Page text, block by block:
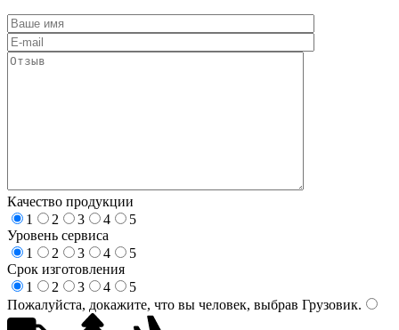
Качество продукции
1
2 3 4
5
Уровень сервиса
1
2 3 4
5
Срок изготовления
1
2 3 4
5
Пожалуйста, докажите, что вы человек, выбрав Грузовик.